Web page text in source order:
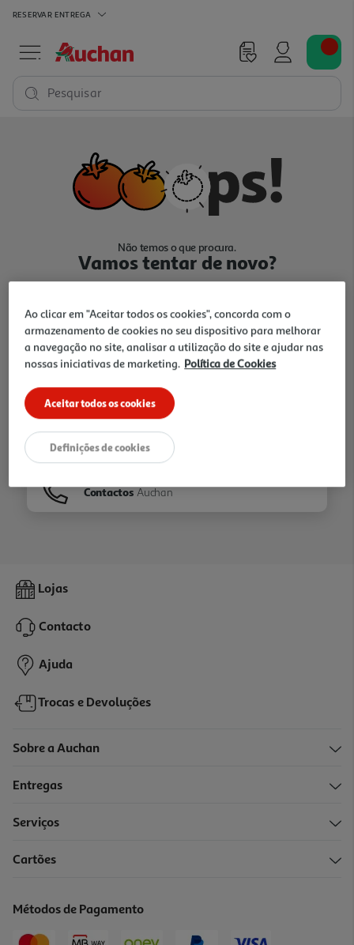
RESERVAR ENTREGA
Pesquisar
Não temos o que procura.
Vamos tentar de novo?
Ir para Homepage
Folhetos
Contactos Auchan
Lojas
Contacto
Ajuda
Trocas e Devoluções
Sobre a Auchan
Entregas
Serviços
Cartões
Métodos de Pagamento
Ao clicar em "Aceitar todos os cookies", concorda com o
armazenamento de cookies no seu dispositivo para melhorar
a navegação no site, analisar a utilização do site e ajudar nas
nossas iniciativas de marketing. Política de Cookies
Aceitar todos os cookies
Definições de cookies